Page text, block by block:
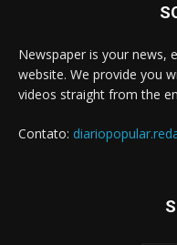
Newspaper is your news,
website. We provide you
videos straight from the
Contato: